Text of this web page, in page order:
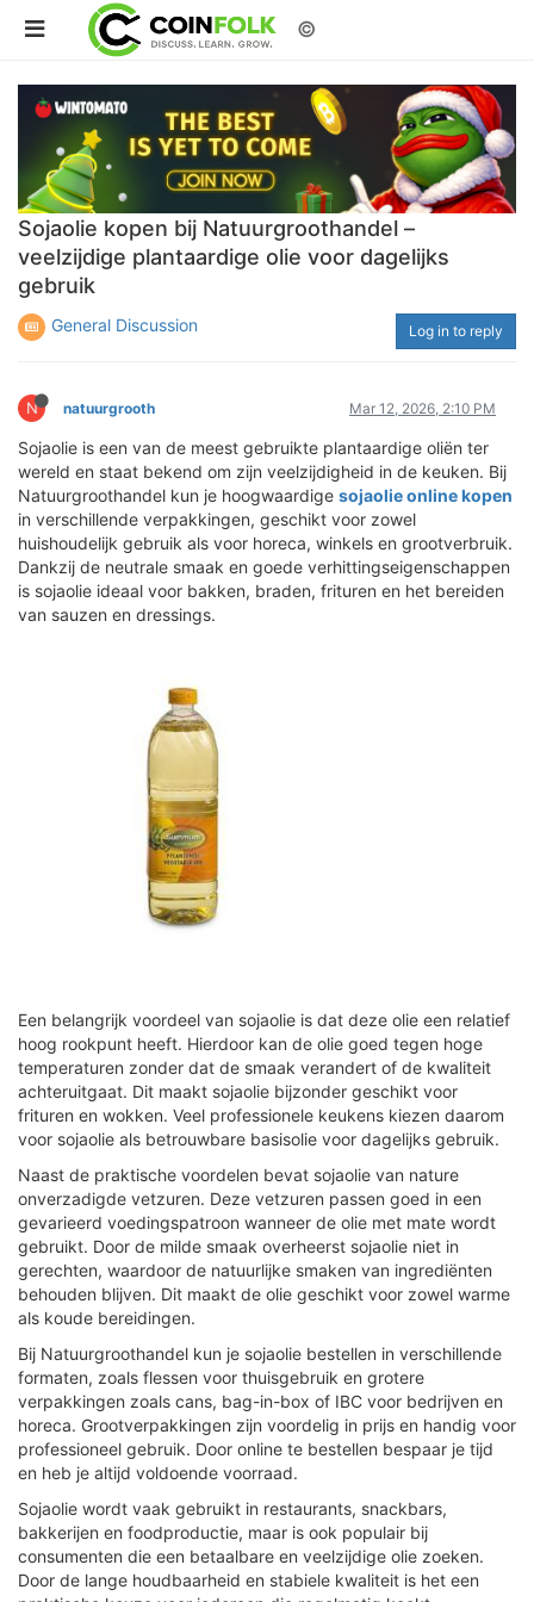
©
Sojaolie kopen bij Natuurgroothandel –
veelzijdige plantaardige olie voor dagelijks
gebruik
General Discussion Log in to reply
N natuurgrooth Mar 12, 2026, 2:10 PM
Sojaolie is een van de meest gebruikte plantaardige oliën ter
wereld en staat bekend om zijn veelzijdigheid in de keuken. Bij
Natuurgroothandel kun je hoogwaardige sojaolie online kopen
in verschillende verpakkingen, geschikt voor zowel
huishoudelijk gebruik als voor horeca, winkels en grootverbruik.
Dankzij de neutrale smaak en goede verhittingseigenschappen
is sojaolie ideaal voor bakken, braden, frituren en het bereiden
van sauzen en dressings.
Een belangrijk voordeel van sojaolie is dat deze olie een relatief
hoog rookpunt heeft. Hierdoor kan de olie goed tegen hoge
temperaturen zonder dat de smaak verandert of de kwaliteit
achteruitgaat. Dit maakt sojaolie bijzonder geschikt voor
frituren en wokken. Veel professionele keukens kiezen daarom
voor sojaolie als betrouwbare basisolie voor dagelijks gebruik.
Naast de praktische voordelen bevat sojaolie van nature
onverzadigde vetzuren. Deze vetzuren passen goed in een
gevarieerd voedingspatroon wanneer de olie met mate wordt
gebruikt. Door de milde smaak overheerst sojaolie niet in
gerechten, waardoor de natuurlijke smaken van ingrediënten
behouden blijven. Dit maakt de olie geschikt voor zowel warme
als koude bereidingen.
Bij Natuurgroothandel kun je sojaolie bestellen in verschillende
formaten, zoals flessen voor thuisgebruik en grotere
verpakkingen zoals cans, bag-in-box of IBC voor bedrijven en
horeca. Grootverpakkingen zijn voordelig in prijs en handig voor
professioneel gebruik. Door online te bestellen bespaar je tijd
en heb je altijd voldoende voorraad.
Sojaolie wordt vaak gebruikt in restaurants, snackbars,
bakkerijen en foodproductie, maar is ook populair bij
consumenten die een betaalbare en veelzijdige olie zoeken.
Door de lange houdbaarheid en stabiele kwaliteit is het een